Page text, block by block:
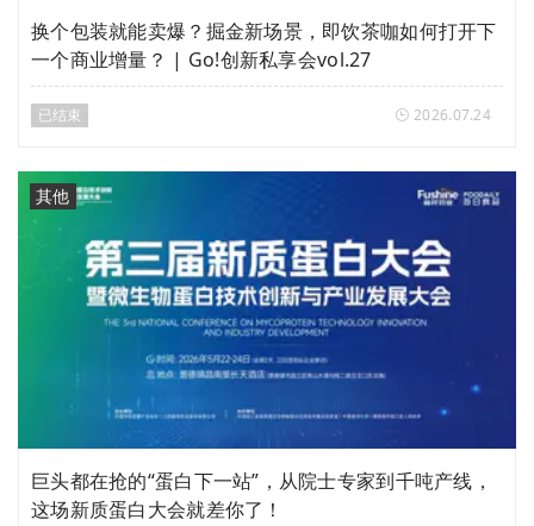
换个包装就能卖爆？掘金新场景，即饮茶咖如何打开下
一个商业增量？ | Go!创新私享会vol.27
已结束 2026.07.24
其他
巨头都在抢的“蛋白下一站”，从院士专家到千吨产线，
这场新质蛋白大会就差你了！